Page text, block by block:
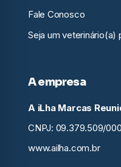
Fale Conosco
Seja um veterinário(a)
A empresa
A iLha Marcas
CNPJ: 09.379.509/
www.ailha.com.br